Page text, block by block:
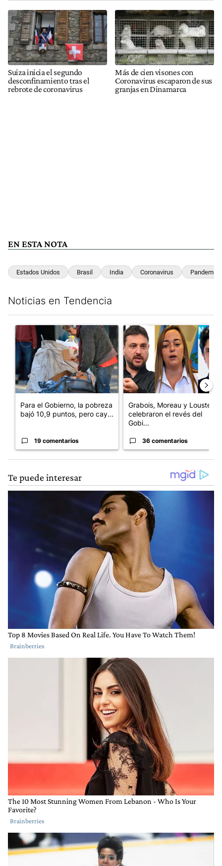
Suiza inicia el segundo
desconfinamiento tras el
rebrote de coronavirus
Más de cien visones con
Coronavirus escaparon de sus
granjas en Dinamarca
EN ESTA NOTA
Estados Unidos Brasil India Coronavirus Pandemia
Noticias en Tendencia
Un artículo de tendencia con el título "Para el Gobierno, la
Para el Gobierno, la pobreza
bajó 10,9 puntos, pero cay...
19 comentarios
Un artículo de tendencia con
Grabois, Moreau y Lousteau
celebraron el revés del
Gobi...
36 comentarios